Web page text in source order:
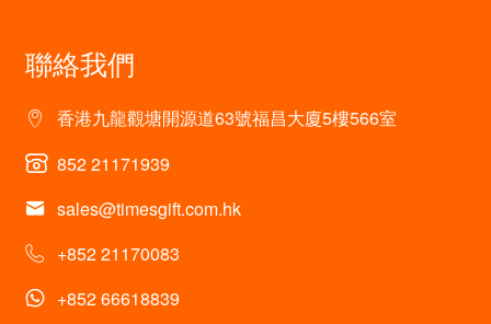
聯絡我們
香港九龍觀塘開源道63號福昌大廈5樓566室
852 21171939
sales@timesgift.com.hk
+852 21170083
+852 66618839